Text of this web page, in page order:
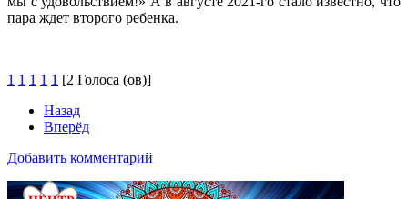
пара ждет второго ребенка.
1 1 1 1 1 [2 Голоса (ов)]
Назад
Вперёд
Добавить комментарий